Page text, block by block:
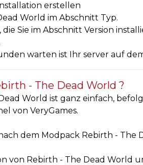
erstellen
World im Abschnitt Typ.
die Sie im Abschnitt Version
warten ist Ihr server auf
- The Dead World ?
World ist ganz einfach,
von VeryGames.
dem Modpack Rebirth -
von Rebirth - The Dead World